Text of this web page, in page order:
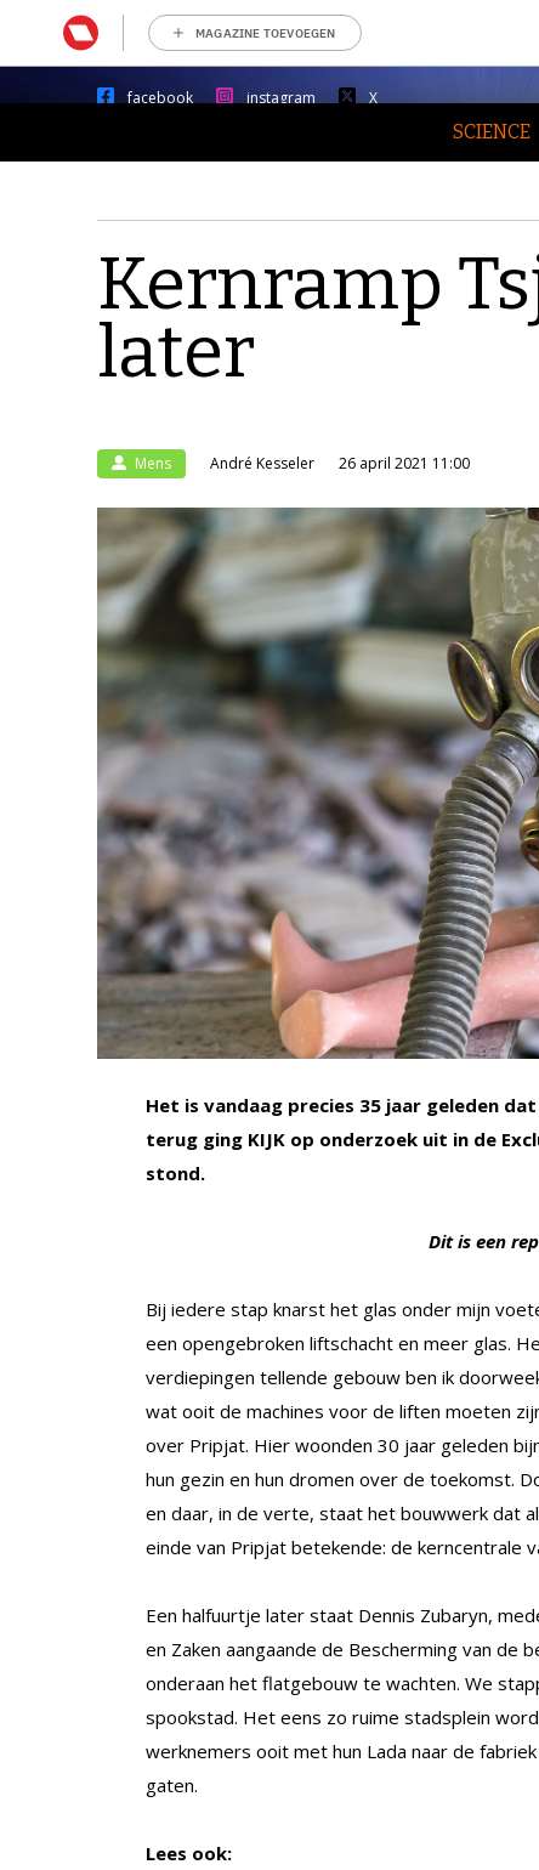
MAGAZINE TOEVOEGEN
facebook instagram X
SCIENCE
Kernramp
later
Mens André Kesseler 26 april 2021 11:00
Het is vandaag precies 35 jaar geleden
terug ging KIJK op onderzoek uit in de
stond.
Dit is een
Bij iedere stap knarst het glas onder mijn
een opengebroken liftschacht en meer glas.
verdiepingen tellende gebouw ben ik
wat ooit de machines voor de liften moeten
over Pripjat. Hier woonden 30 jaar geleden
hun gezin en hun dromen over de toekomst.
en daar, in de verte, staat het bouwwerk dat
einde van Pripjat betekende: de kerncentrale
Een halfuurtje later staat Dennis Zubaryn,
en Zaken aangaande de Bescherming van de
onderaan het flatgebouw te wachten. We
spookstad. Het eens zo ruime stadsplein
werknemers ooit met hun Lada naar de
gaten.
Lees ook: